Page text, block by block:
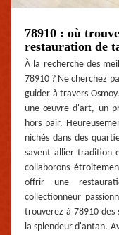
78910 : où
restauration de
À la recherche des
78910 ? Ne cherchez
guider à travers
une œuvre d'art, un
hors pair.
nichés dans des
savent allier tradition
collaborons
offrir une
collectionneur
trouverez à 78910 des
la splendeur d'antan.